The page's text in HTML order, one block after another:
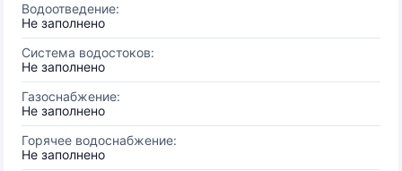
Водоотведение:
Не заполнено
Система водостоков:
Не заполнено
Газоснабжение:
Не заполнено
Горячее водоснабжение:
Не заполнено